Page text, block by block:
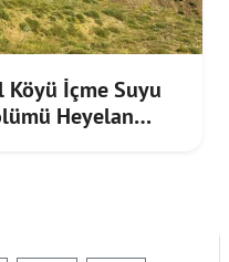
Köyü İçme Suyu
Heyelan